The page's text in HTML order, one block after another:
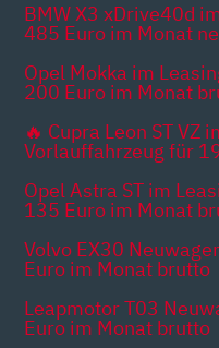
BMW X3 xDrive40d
485 Euro im Monat
Opel Mokka im
200 Euro im Monat
🔥 Cupra Leon ST VZ
Vorlauffahrzeug für
Opel Astra ST im
135 Euro im Monat
Volvo EX30
Euro im Monat brutto
Leapmotor T03
Euro im Monat brutto